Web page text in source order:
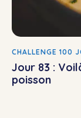
CHALLENGE 100
Jour 83 :
poisson